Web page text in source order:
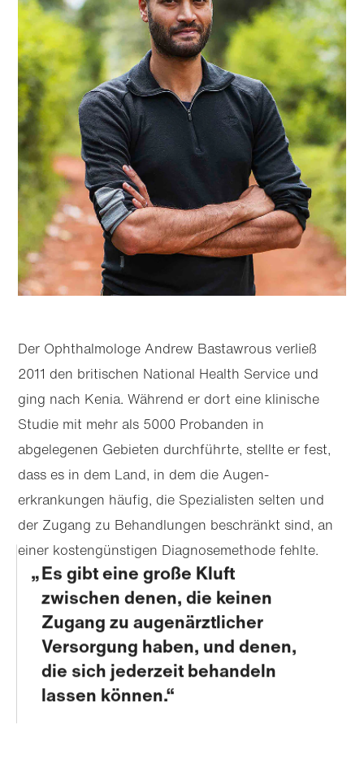
Der Ophthal­mologe Andrew Bastawrous verließ
2011 den britischen National Health Service und
ging nach Kenia. Während er dort eine klinische
Studie mit mehr als 5000 Probanden in
abgelegenen Gebieten durchführte, stellte er fest,
dass es in dem Land, in dem die Augen­
erkrankungen häufig, die Spezialisten selten und
der Zugang zu Behand­lun­gen beschränkt sind, an
einer kostengünstigen Diagnosemethode fehlte.
Es gibt eine große Kluft
zwischen denen, die keinen
Zugang zu augenärztlicher
Versorgung haben, und denen,
die sich jederzeit behandeln
lassen können.